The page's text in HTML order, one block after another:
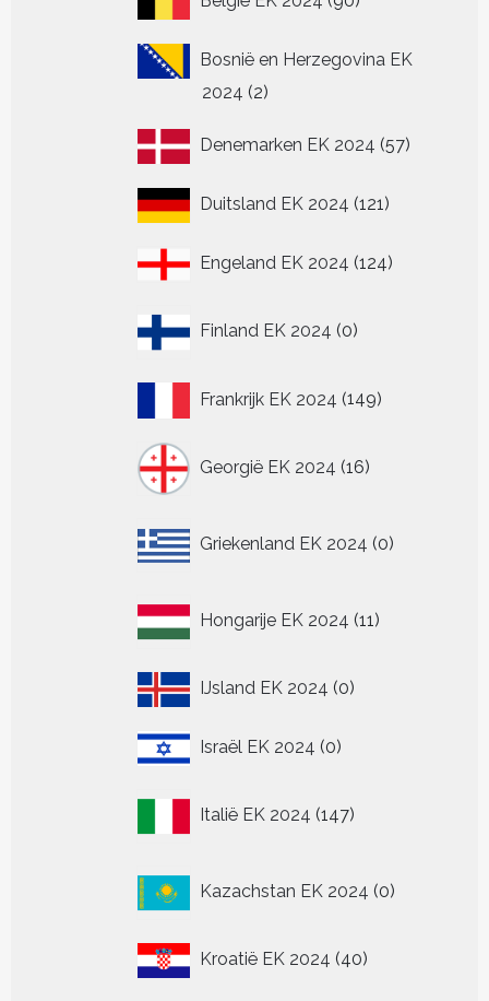
Bosnië en Herzegovina EK
2024 22
Denemarken EK 2024 5757
Duitsland EK 2024 121121
Engeland EK 2024 124124
Finland EK 2024 0
producten
Frankrijk EK 2024 149149
Georgië EK 2024 16
producten
Griekenland EK 2024 0
producten
Hongarije EK 2024 11
producten
IJsland EK 2024 00
Israël EK 2024 00
Italië EK 2024 147
producten
Kazachstan EK 2024 0
producten
Kroatië EK 2024 4040